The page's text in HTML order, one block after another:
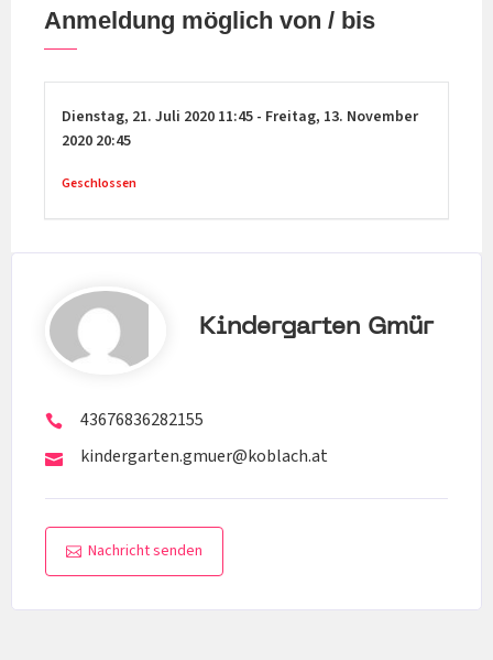
– die Burschen unterstützt werden ihre individuellen
Lebensentwürfe reflexiv zu entwickeln. – die Burschen
und generell unterschiedlichen Bedürfnissen und
Haltungen erlangen, Möglichkeiten der Integration
Anmeldung möglich von / bis
Dienstag, 21. Juli 2020 11:45 - Freitag, 13. November
2020 20:45
Geschlossen
Kindergarten Gmür
43676836282155
kindergarten.gmuer@koblach.at
Nachricht senden